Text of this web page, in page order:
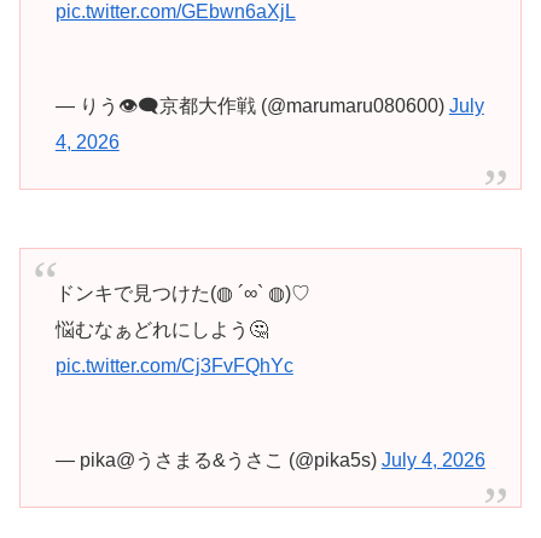
pic.twitter.com/GEbwn6aXjL
— りう👁️‍🗨️京都大作戦 (@marumaru080600) July
4, 2026
ドンキで見つけた(◍ ´∞` ◍)♡
悩むなぁどれにしよう🤔
pic.twitter.com/Cj3FvFQhYc
— pika@うさまる&うさこ (@pika5s) July 4, 2026